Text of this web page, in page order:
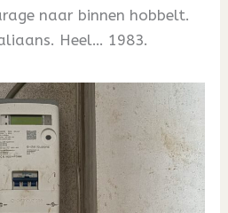
naar binnen hobbelt.
Heel… 1983.